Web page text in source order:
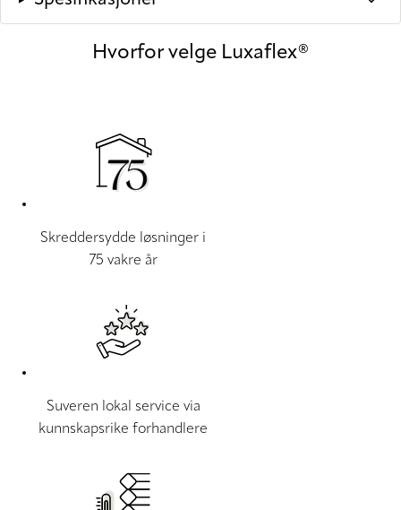
Hvorfor velge Luxaflex®
Skreddersydde løsninger i
75 vakre år
Suveren lokal service via
kunnskapsrike forhandlere